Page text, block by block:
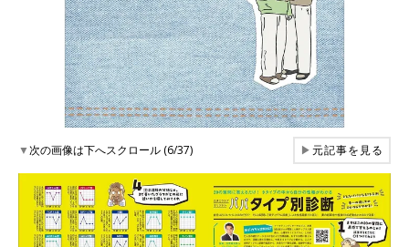
▼次の画像は下へスクロール (6/37) ▶元記事を見る